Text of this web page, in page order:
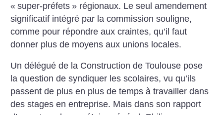
« super-préfets » régionaux. Le seul amendement
significatif intégré par la commission souligne,
comme pour répondre aux craintes, qu’il faut
donner plus de moyens aux unions locales.
Un délégué de la Construction de Toulouse pose
la question de syndiquer les scolaires, vu qu’ils
passent de plus en plus de temps à travailler dans
des stages en entreprise. Mais dans son rapport